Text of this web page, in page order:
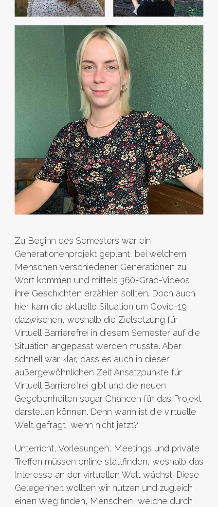
Zu Beginn des Semesters war ein
Generationenprojekt geplant, bei welchem
Menschen verschiedener Generationen zu
Wort kommen und mittels 360-Grad-Videos
ihre Geschichten erzählen sollten. Doch auch
hier kam die aktuelle Situation um Covid-19
dazwischen, weshalb die Zielsetzung für
Virtuell Barrierefrei in diesem Semester auf die
Situation angepasst werden musste. Aber
schnell war klar, dass es auch in dieser
außergewöhnlichen Zeit Ansatzpunkte für
Virtuell Barrierefrei gibt und die neuen
Gegebenheiten sogar Chancen für das Projekt
darstellen können. Denn wann ist die virtuelle
Welt gefragt, wenn nicht jetzt?
Unterricht, Vorlesungen, Meetings und private
Treffen müssen online stattfinden, weshalb das
Interesse an der virtuellen Welt wächst. Diese
Gelegenheit wollten wir nutzen und zugleich
einen Weg finden, Menschen, welche durch